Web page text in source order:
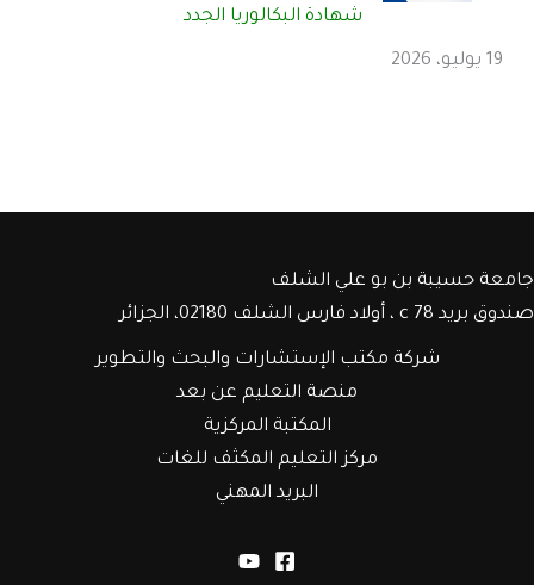
شهادة البكالوريا الجدد
19 يوليو، 2026
جامعة حسيبة بن بو علي الشلف
صندوق بريد c 78 ، أولاد فارس الشلف 02180، الجزائر
شركة مكتب الإستشارات والبحث والتطوير
منصة التعليم عن بعد
المكتبة المركزية
مركز التعليم المكثف للغات
البريد المهني